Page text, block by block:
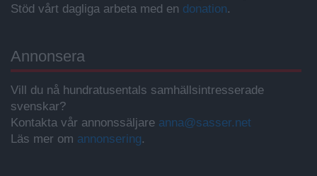
Stöd vårt dagliga arbeta med en donation.
Annonsera
Vill du nå hundratusentals samhällsintresserade
svenskar?
Kontakta vår annonssäljare anna@sasser.net
Läs mer om annonsering.